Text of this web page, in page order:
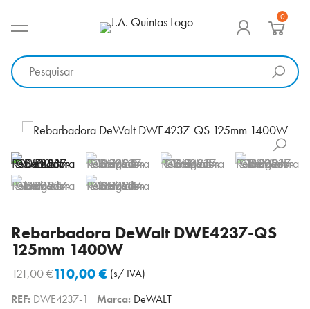
para
conteúdo
0
Rebarbadora DeWalt DWE4237-QS
125mm 1400W
121,00€
O
preço
110,00€
O
preço
(s/ IVA)
REF: DWE4237-1 Marca: DeWALT